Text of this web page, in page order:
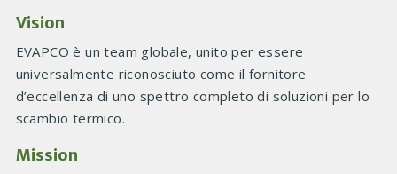
Vision
EVAPCO è un team globale, unito per essere
universalmente riconosciuto come il fornitore
d’eccellenza di uno spettro completo di soluzioni per lo
scambio termico.
Mission